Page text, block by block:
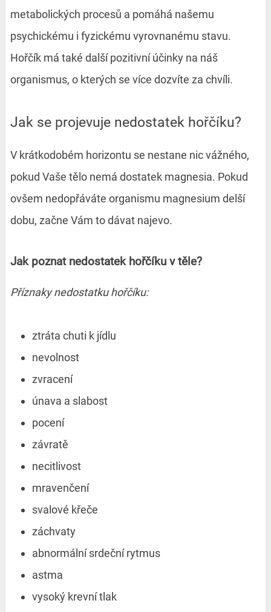
metabolických procesů a pomáhá našemu
psychickému i fyzickému vyrovnanému stavu.
Hořčík má také další pozitivní účinky na náš
organismus, o kterých se více dozvíte za chvíli.
Jak se projevuje nedostatek hořčíku?
V krátkodobém horizontu se nestane nic vážného,
pokud Vaše tělo nemá dostatek magnesia. Pokud
ovšem nedopřáváte organismu magnesium delší
dobu, začne Vám to dávat najevo.
Jak poznat nedostatek hořčíku v těle?
Příznaky nedostatku hořčíku:
ztráta chuti k jídlu
nevolnost
zvracení
únava a slabost
pocení
závratě
necitlivost
mravenčení
svalové křeče
záchvaty
abnormální srdeční rytmus
astma
vysoký krevní tlak